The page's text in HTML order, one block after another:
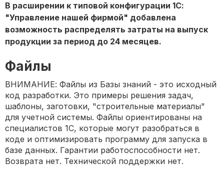
В расширении к типовой конфигурации 1С:
"Управление нашей фирмой" добавлена
возможность распределять затраты на выпуск
продукции за период до 24 месяцев.
Файлы
ВНИМАНИЕ: Файлы из Базы знаний - это исходный
код разработки. Это примеры решения задач,
шаблоны, заготовки, "строительные материалы"
для учетной системы. Файлы ориентированы на
специалистов 1С, которые могут разобраться в
коде и оптимизировать программу для запуска в
базе данных. Гарантии работоспособности нет.
Возврата нет. Технической поддержки нет.